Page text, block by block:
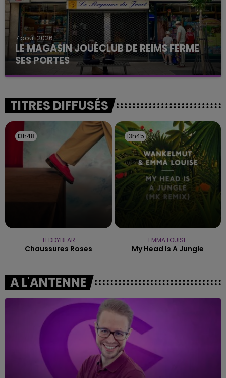
7 août 2026
LE MAGASIN JOUÉCLUB DE REIMS FERME
SES PORTES
C'était l'une des institutions du centre-ville
fermer ses portes.
TITRES DIFFUSÉS
13h48
13h48
TEDDYBEAR
Chaussures Roses
13h45
13h45
EMMA LOUISE
My Head Is A Jungle
A L'ANTENNE